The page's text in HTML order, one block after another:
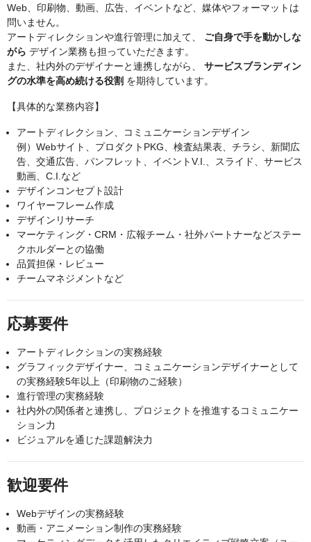
Web、印刷物、動画、広告、イベントなど、媒体やフォーマットは
問いません。
アートディレクションや進行管理に加えて、 ご自身で手を動かしな
がら デザイン業務も担っていただきます。
また、社内外のデザイナーと連携しながら、 サービスブランディン
グの水準を高め続ける役割 を期待しています。
【具体的な業務内容】
アートディレクション、コミュニケーションデザイン
例）Webサイト、プロダクトPKG、検査結果表、チラシ、新聞広
告、交通広告、パンフレット、イベントV.I.、スライド、サービス
動画、C.I.など
デザインコンセプト設計
ワイヤーフレーム作成
デザインリサーチ
マーケティング・CRM・広報チーム・社外パートナーなどステー
クホルダーとの協働
品質担保・レビュー
チームマネジメントなど
応募要件
アートディレクションの実務経験
グラフィックデザイナー、コミュニケーションデザイナーとして
の実務経験5年以上（印刷物のご経験）
進行管理の実務経験
社内外の関係者と連携し、プロジェクトを推進するコミュニケー
ション力
ビジュアルを通じた課題解決力
歓迎要件
Webデザインの実務経験
動画・アニメーション制作の実務経験